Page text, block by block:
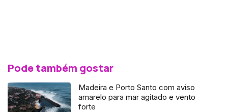
Pode também gostar
Madeira e Porto Santo com aviso
amarelo para mar agitado e vento
forte